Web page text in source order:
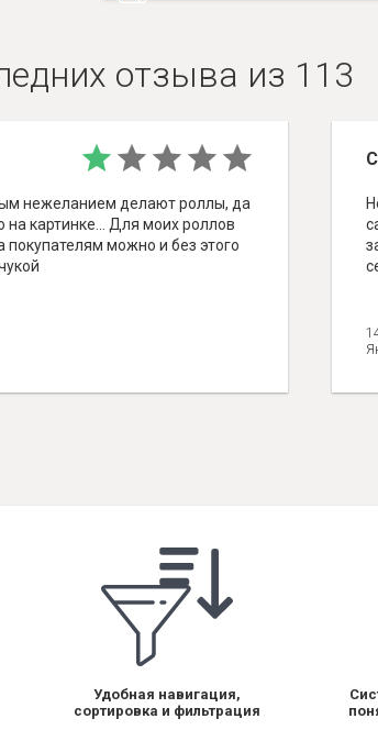
отзыва из 113
нежеланием делают роллы, да
на картинке… Для моих роллов
покупателям можно и без этого
Удобная навигация,
сортировка и фильтрация